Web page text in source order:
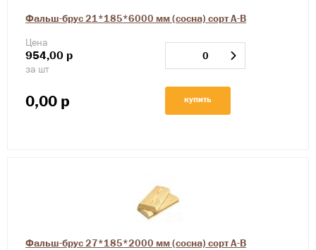
Фальш-брус 21*185*6000 мм (сосна) сорт А-В
Цена
954,00 р
за шт
0,00 р купить
Фальш-брус 27*185*2000 мм (сосна) сорт А-В